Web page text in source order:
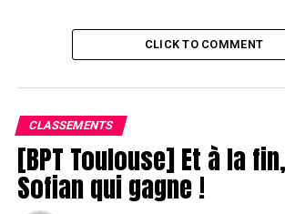
CLICK TO COMMENT
CLASSEMENTS
[BPT Toulouse] Et à la
Sofian qui gagne !